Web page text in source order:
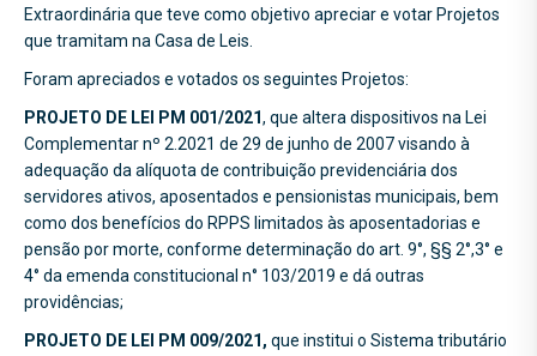
Extraordinária que teve como objetivo apreciar e votar Projetos
que tramitam na Casa de Leis.
Foram apreciados e votados os seguintes Projetos:
PROJETO DE LEI PM 001/2021, que altera dispositivos na Lei
Complementar nº 2.2021 de 29 de junho de 2007 visando à
adequação da alíquota de contribuição previdenciária dos
servidores ativos, aposentados e pensionistas municipais, bem
como dos benefícios do RPPS limitados às aposentadorias e
pensão por morte, conforme determinação do art. 9°, §§ 2°,3° e
4° da emenda constitucional n° 103/2019 e dá outras
providências;
PROJETO DE LEI PM 009/2021, que institui o Sistema tributário